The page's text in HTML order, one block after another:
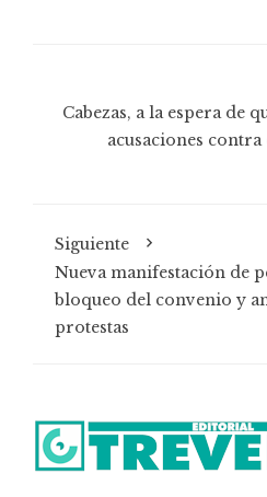
Cabezas, a la espera de
acusaciones
Siguiente
Nueva manifestación de
bloqueo del convenio y
protestas